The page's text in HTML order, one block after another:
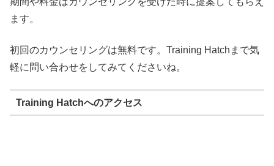
ます。
初回のカウンセリングは無料です。Training Hatchまで気
軽に問い合わせをしてみてくださいね。
Training Hatchへのアクセス